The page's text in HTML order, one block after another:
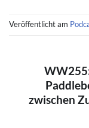
Veröffentlicht am
zwischen